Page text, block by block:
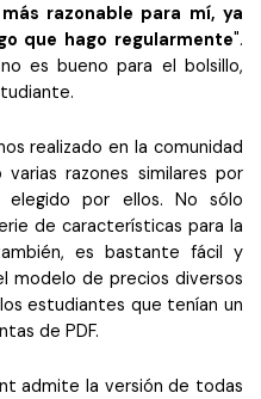
razonable para mí, ya
que hago regularmente".
es bueno para el bolsillo,
realizado en la comunidad
razones similares por
elegido por ellos. No sólo
de características para la
es bastante fácil y
modelo de precios diversos
estudiantes que tenían un
de PDF.
admite la versión de todas